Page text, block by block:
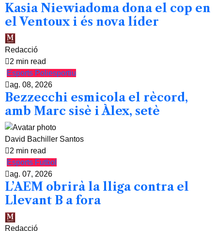
Kasia Niewiadoma dona el cop en
el Ventoux i és nova líder
Redacció
2 min read
Esports Poliesportiu
ag. 08, 2026
Bezzecchi esmicola el rècord,
amb Marc sisè i Àlex, setè
David Bachiller Santos
2 min read
Esports Futbol
ag. 07, 2026
L’AEM obrirà la lliga contra el
Llevant B a fora
Redacció